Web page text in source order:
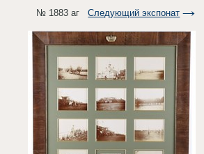
№ 1883 агСледующий экспонат